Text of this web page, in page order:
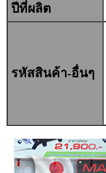
ปีที่ผลิต
รหัสสินค้า-อื่นๆ